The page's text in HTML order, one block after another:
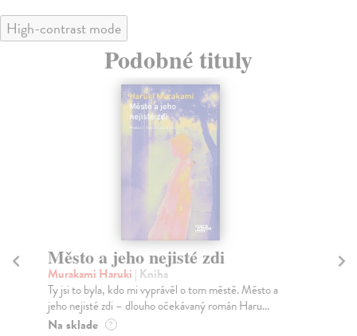
High-contrast mode
Podobné tituly
Město a jeho nejisté zdi
Murakami Haruki | Kniha
Ty jsi to byla, kdo mi vyprávěl o tom městě. Město a
jeho nejisté zdi – dlouho očekávaný román Haru...
Na sklade ?